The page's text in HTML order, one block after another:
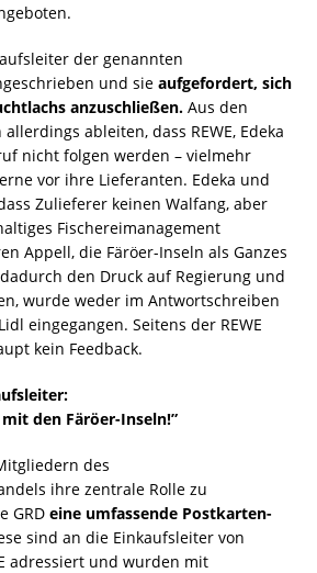
der genannten
und sie aufgefordert, sich
anzuschließen. Aus den
ableiten, dass REWE, Edeka
nicht folgen werden – vielmehr
vor ihre Lieferanten. Edeka und
Zulieferer keinen Walfang, aber
Fischereimanagement
Appell, die Färöer-Inseln als Ganzes
den Druck auf Regierung und
wurde weder im Antwortschreiben
eingegangen. Seitens der REWE
kein Feedback.
den Färöer-Inseln!”
des
ihre zentrale Rolle zu
GRD eine umfassende Postkarten-
sind an die Einkaufsleiter von
adressiert und wurden mit